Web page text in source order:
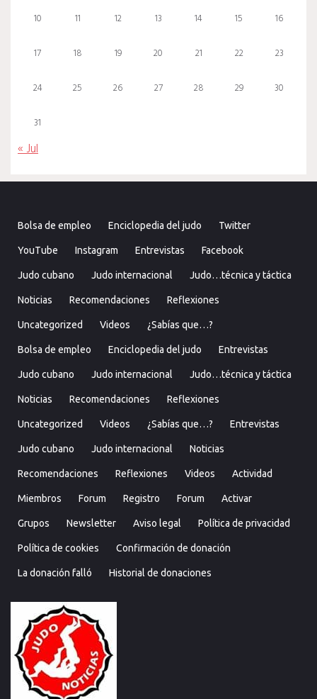
10 11 12 13 14 15 16
17 18 19 20 21 22 23
24 25 26 27 28 29 30
31
« Jul
Bolsa de empleo Enciclopedia del judo Twitter
YouTube Instagram Entrevistas Facebook
Judo cubano Judo internacional Judo…técnica y táctica
Noticias Recomendaciones Reflexiones
Uncategorized Videos ¿Sabías que…?
Bolsa de empleo Enciclopedia del judo Entrevistas
Judo cubano Judo internacional Judo…técnica y táctica
Noticias Recomendaciones Reflexiones
Uncategorized Videos ¿Sabías que…? Entrevistas
Judo cubano Judo internacional Noticias
Recomendaciones Reflexiones Videos Actividad
Miembros Forum Registro Forum Activar
Grupos Newsletter Aviso legal Política de privacidad
Política de cookies Confirmación de donación
La donación falló Historial de donaciones